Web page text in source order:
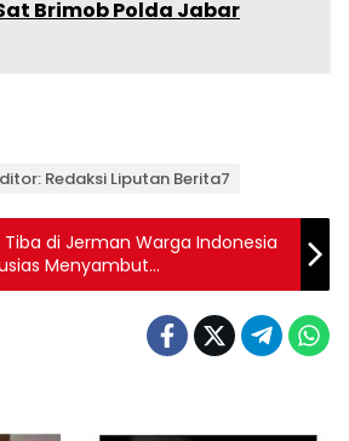
Brimob Polda Jabar
Redaksi Liputan Berita7
Tiba di Jerman Warga Indonesia
Menyambut